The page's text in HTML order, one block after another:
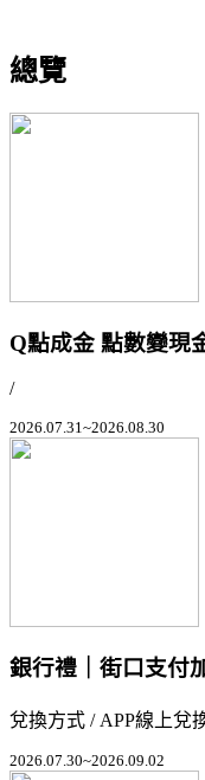
總覽
Q點成金 點數變現
/
2026.07.31~2026.08.30
銀行禮｜街口支付
兌換方式 / APP線上兌
2026.07.30~2026.09.02